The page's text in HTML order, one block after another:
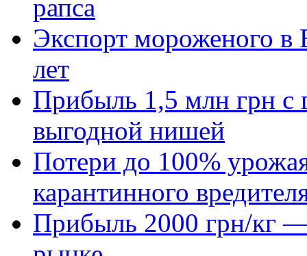
рапса
Экспорт мороженого в
лет
Прибыль 1,5 млн грн с
выгодной нишей
Потери до 100%
карантинного
Прибыль 2000 грн/кг —